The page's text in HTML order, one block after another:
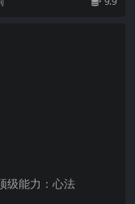
级能力：心法